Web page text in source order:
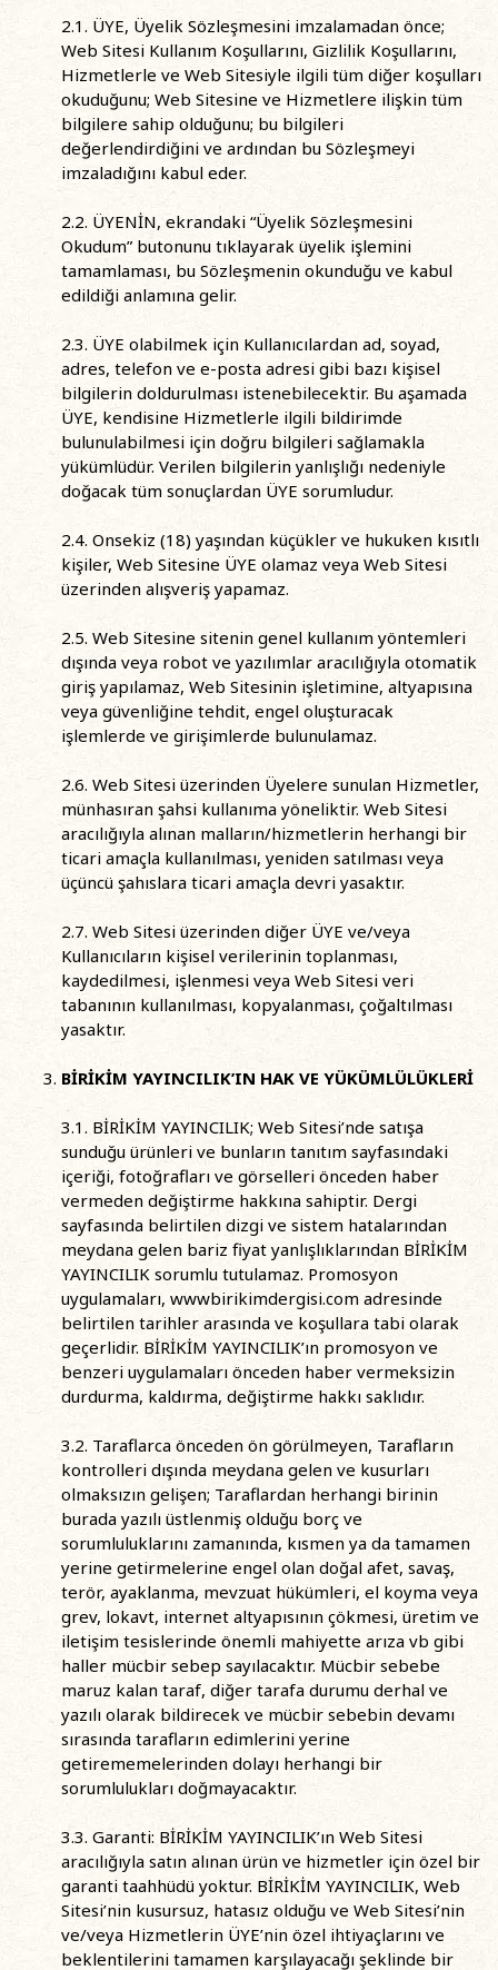
2.1. ÜYE, Üyelik Sözleşmesini imzalamadan önce;
Web Sitesi Kullanım Koşullarını, Gizlilik Koşullarını,
Hizmetlerle ve Web Sitesiyle ilgili tüm diğer koşulları
okuduğunu; Web Sitesine ve Hizmetlere ilişkin tüm
bilgilere sahip olduğunu; bu bilgileri
değerlendirdiğini ve ardından bu Sözleşmeyi
imzaladığını kabul eder.
2.2. ÜYENİN, ekrandaki “Üyelik Sözleşmesini
Okudum” butonunu tıklayarak üyelik işlemini
tamamlaması, bu Sözleşmenin okunduğu ve kabul
edildiği anlamına gelir.
2.3. ÜYE olabilmek için Kullanıcılardan ad, soyad,
adres, telefon ve e-posta adresi gibi bazı kişisel
bilgilerin doldurulması istenebilecektir. Bu aşamada
ÜYE, kendisine Hizmetlerle ilgili bildirimde
bulunulabilmesi için doğru bilgileri sağlamakla
yükümlüdür. Verilen bilgilerin yanlışlığı nedeniyle
doğacak tüm sonuçlardan ÜYE sorumludur.
2.4. Onsekiz (18) yaşından küçükler ve hukuken kısıtlı
kişiler, Web Sitesine ÜYE olamaz veya Web Sitesi
üzerinden alışveriş yapamaz.
2.5. Web Sitesine sitenin genel kullanım yöntemleri
dışında veya robot ve yazılımlar aracılığıyla otomatik
giriş yapılamaz, Web Sitesinin işletimine, altyapısına
veya güvenliğine tehdit, engel oluşturacak
işlemlerde ve girişimlerde bulunulamaz.
2.6. Web Sitesi üzerinden Üyelere sunulan Hizmetler,
münhasıran şahsi kullanıma yöneliktir. Web Sitesi
aracılığıyla alınan malların/hizmetlerin herhangi bir
ticari amaçla kullanılması, yeniden satılması veya
üçüncü şahıslara ticari amaçla devri yasaktır.
2.7. Web Sitesi üzerinden diğer ÜYE ve/veya
Kullanıcıların kişisel verilerinin toplanması,
kaydedilmesi, işlenmesi veya Web Sitesi veri
tabanının kullanılması, kopyalanması, çoğaltılması
yasaktır.
BİRİKİM YAYINCILIK’IN HAK VE YÜKÜMLÜLÜKLERİ
3.1. BİRİKİM YAYINCILIK; Web Sitesi’nde satışa
sunduğu ürünleri ve bunların tanıtım sayfasındaki
içeriği, fotoğrafları ve görselleri önceden haber
vermeden değiştirme hakkına sahiptir. Dergi
sayfasında belirtilen dizgi ve sistem hatalarından
meydana gelen bariz fiyat yanlışlıklarından BİRİKİM
YAYINCILIK sorumlu tutulamaz. Promosyon
uygulamaları, wwwbirikimdergisi.com adresinde
belirtilen tarihler arasında ve koşullara tabi olarak
geçerlidir. BİRİKİM YAYINCILIK’ın promosyon ve
benzeri uygulamaları önceden haber vermeksizin
durdurma, kaldırma, değiştirme hakkı saklıdır.
3.2. Taraflarca önceden ön görülmeyen, Tarafların
kontrolleri dışında meydana gelen ve kusurları
olmaksızın gelişen; Taraflardan herhangi birinin
burada yazılı üstlenmiş olduğu borç ve
sorumluluklarını zamanında, kısmen ya da tamamen
yerine getirmelerine engel olan doğal afet, savaş,
terör, ayaklanma, mevzuat hükümleri, el koyma veya
grev, lokavt, internet altyapısının çökmesi, üretim ve
iletişim tesislerinde önemli mahiyette arıza vb gibi
haller mücbir sebep sayılacaktır. Mücbir sebebe
maruz kalan taraf, diğer tarafa durumu derhal ve
yazılı olarak bildirecek ve mücbir sebebin devamı
sırasında tarafların edimlerini yerine
getirememelerinden dolayı herhangi bir
sorumlulukları doğmayacaktır.
3.3. Garanti: BİRİKİM YAYINCILIK’ın Web Sitesi
aracılığıyla satın alınan ürün ve hizmetler için özel bir
garanti taahhüdü yoktur. BİRİKİM YAYINCILIK, Web
Sitesi’nin kusursuz, hatasız olduğu ve Web Sitesi’nin
ve/veya Hizmetlerin ÜYE’nin özel ihtiyaçlarını ve
beklentilerini tamamen karşılayacağı şeklinde bir